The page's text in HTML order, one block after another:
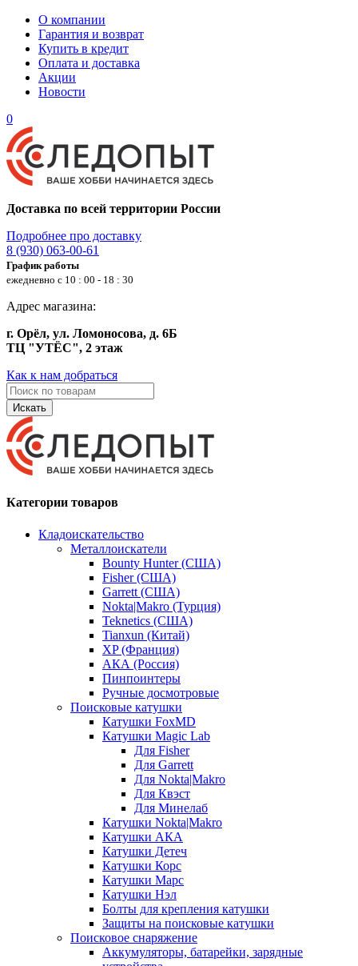
О компании
Гарантия и возврат
Купить в кредит
Оплата и доставка
Акции
Новости
0
Доставка по всей территории России
Подробнее про доставку
8 (930) 063-00-61
График работы
ежедневно с 10 : 00 - 18 : 30
Адрес магазина:
г. Орёл, ул. Ломоносова, д. 6Б
ТЦ "УТЁС", 2 этаж
Как к нам добраться
Искать
Категории товаров
Кладоискательство
Металлоискатели
Bounty Hunter (США)
Fisher (США)
Garrett (США)
Nokta|Makro (Турция)
Teknetics (США)
Tianxun (Китай)
XP (Франция)
АКА (Россия)
Пинпоинтеры
Ручные досмотровые
Поисковые катушки
Катушки FoxMD
Катушки Magic Lab
Для Fisher
Для Garrett
Для Nokta|Makro
Для Квэст
Для Минелаб
Катушки Nokta|Makro
Катушки АКА
Катушки Детеч
Катушки Корс
Катушки Марс
Катушки Нэл
Болты для крепления катушки
Защиты на поисковые катушки
Поисковое снаряжение
Аккумуляторы, батарейки, зарядные